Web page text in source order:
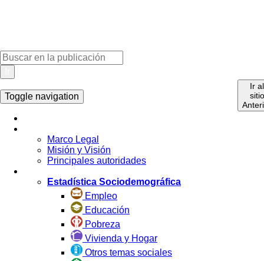
Ir al
sitio
Toggle navigation
Marco Legal
Misión y Visión
Principales autoridades
Estadística Sociodemográfica
Empleo
Educación
Pobreza
Vivienda y Hogar
Otros temas sociales